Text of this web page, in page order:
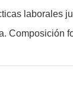
laborales
Composición